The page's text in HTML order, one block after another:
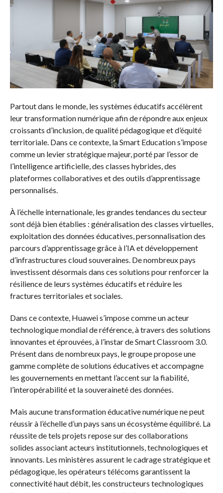
Partout dans le monde, les systèmes éducatifs accélèrent
leur transformation numérique afin de répondre aux enjeux
croissants d’inclusion, de qualité pédagogique et d’équité
territoriale. Dans ce contexte, la Smart Education s’impose
comme un levier stratégique majeur, porté par l’essor de
l’intelligence artificielle, des classes hybrides, des
plateformes collaboratives et des outils d’apprentissage
personnalisés.
À l’échelle internationale, les grandes tendances du secteur
sont déjà bien établies : généralisation des classes virtuelles,
exploitation des données éducatives, personnalisation des
parcours d’apprentissage grâce à l’IA et développement
d’infrastructures cloud souveraines. De nombreux pays
investissent désormais dans ces solutions pour renforcer la
résilience de leurs systèmes éducatifs et réduire les
fractures territoriales et sociales.
Dans ce contexte, Huawei s’impose comme un acteur
technologique mondial de référence, à travers des solutions
innovantes et éprouvées, à l’instar de Smart Classroom 3.0.
Présent dans de nombreux pays, le groupe propose une
gamme complète de solutions éducatives et accompagne
les gouvernements en mettant l’accent sur la fiabilité,
l’interopérabilité et la souveraineté des données.
Mais aucune transformation éducative numérique ne peut
réussir à l’échelle d’un pays sans un écosystème équilibré. La
réussite de tels projets repose sur des collaborations
solides associant acteurs institutionnels, technologiques et
innovants. Les ministères assurent le cadrage stratégique et
pédagogique, les opérateurs télécoms garantissent la
connectivité haut débit, les constructeurs technologiques